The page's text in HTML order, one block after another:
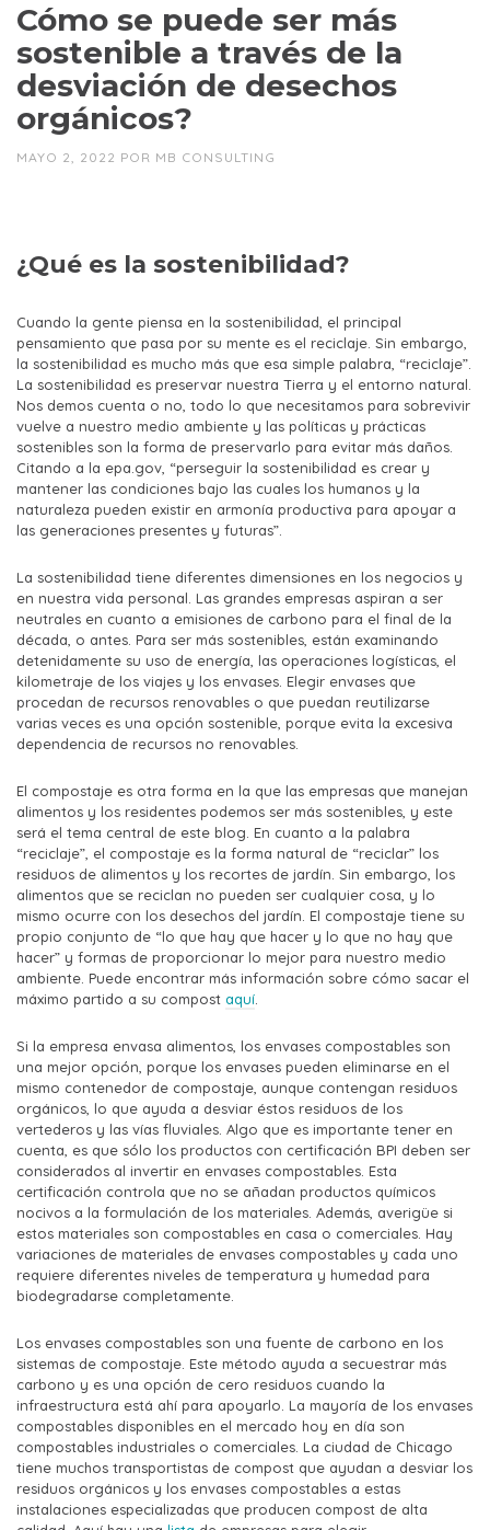
Cómo se puede ser más
sostenible a través de la
desviación de desechos
orgánicos?
MAYO 2, 2022 POR MB CONSULTING
¿Qué es la sostenibilidad?
Cuando la gente piensa en la sostenibilidad, el principal
pensamiento que pasa por su mente es el reciclaje. Sin embargo,
la sostenibilidad es mucho más que esa simple palabra, “reciclaje”.
La sostenibilidad es preservar nuestra Tierra y el entorno natural.
Nos demos cuenta o no, todo lo que necesitamos para sobrevivir
vuelve a nuestro medio ambiente y las políticas y prácticas
sostenibles son la forma de preservarlo para evitar más daños.
Citando a la epa.gov, “perseguir la sostenibilidad es crear y
mantener las condiciones bajo las cuales los humanos y la
naturaleza pueden existir en armonía productiva para apoyar a
las generaciones presentes y futuras”.
La sostenibilidad tiene diferentes dimensiones en los negocios y
en nuestra vida personal. Las grandes empresas aspiran a ser
neutrales en cuanto a emisiones de carbono para el final de la
década, o antes. Para ser más sostenibles, están examinando
detenidamente su uso de energía, las operaciones logísticas, el
kilometraje de los viajes y los envases. Elegir envases que
procedan de recursos renovables o que puedan reutilizarse
varias veces es una opción sostenible, porque evita la excesiva
dependencia de recursos no renovables.
El compostaje es otra forma en la que las empresas que manejan
alimentos y los residentes podemos ser más sostenibles, y este
será el tema central de este blog. En cuanto a la palabra
“reciclaje”, el compostaje es la forma natural de “reciclar” los
residuos de alimentos y los recortes de jardín. Sin embargo, los
alimentos que se reciclan no pueden ser cualquier cosa, y lo
mismo ocurre con los desechos del jardín. El compostaje tiene su
propio conjunto de “lo que hay que hacer y lo que no hay que
hacer” y formas de proporcionar lo mejor para nuestro medio
ambiente. Puede encontrar más información sobre cómo sacar el
máximo partido a su compost aquí
Si la empresa envasa alimentos, los envases compostables son
una mejor opción, porque los envases pueden eliminarse en el
mismo contenedor de compostaje, aunque contengan residuos
orgánicos, lo que ayuda a desviar éstos residuos de los
vertederos y las vías fluviales. Algo que es importante tener en
cuenta, es que sólo los productos con certificación BPI deben ser
considerados al invertir en envases compostables. Esta
certificación controla que no se añadan productos químicos
nocivos a la formulación de los materiales. Además, averigüe si
estos materiales son compostables en casa o comerciales. Hay
variaciones de materiales de envases compostables y cada uno
requiere diferentes niveles de temperatura y humedad para
biodegradarse completamente.
Los envases compostables son una fuente de carbono en los
sistemas de compostaje. Este método ayuda a secuestrar más
carbono y es una opción de cero residuos cuando la
infraestructura está ahí para apoyarlo. La mayoría de los envases
compostables disponibles en el mercado hoy en día son
compostables industriales o comerciales. La ciudad de Chicago
tiene muchos transportistas de compost que ayudan a desviar los
residuos orgánicos y los envases compostables a estas
instalaciones especializadas que producen compost de alta